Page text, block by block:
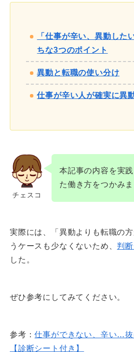
「仕事が辛い、異動し
ちな3つのポイント
異動と転職の使い分け
仕事が辛い人が確実に異
チェスコ
本記事の内容を実
た働き方をつかみま
実際には、「異動よりも転職の
うケースも少なくないため、 判
した。
ぜひ参考にしてみてください。
参考：仕事ができない、辛い…
【診断シート付き】